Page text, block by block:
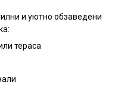
и уютно обзаведени
тераса